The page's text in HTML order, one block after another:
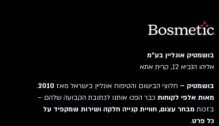
בושמטיק אונליין בע"מ
אליהו הנביא 12, קרית אתא
בושמטיק –חלוצי הבישום והטיפוח אונליין בישראל מאז2010
.
מאות אלפי לקוחותכבר הפכו אותנו לכתובת הקבועה שלהם –
בזכותמבחר עצום, חוויית קנייה חלקה ושירות שמקפיד על
כל פרט.